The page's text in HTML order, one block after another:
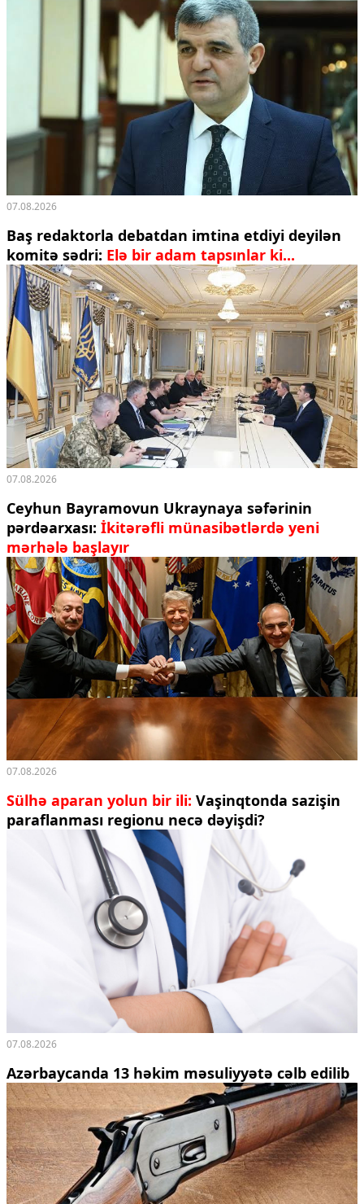
07.08.2026
Baş redaktorla debatdan imtina etdiyi deyilən
komitə sədri:
Elə bir adam tapsınlar ki...
07.08.2026
Ceyhun Bayramovun Ukraynaya səfərinin
pərdəarxası: İkitərəfli münasibətlərdə yeni
mərhələ başlayır
07.08.2026
Sülhə aparan yolun bir ili: Vaşinqtonda sazişin
paraflanması regionu necə dəyişdi?
07.08.2026
Azərbaycanda 13 həkim məsuliyyətə cəlb edilib